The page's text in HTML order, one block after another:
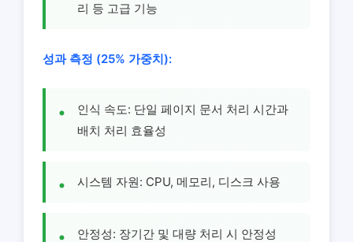
리 등 고급 기능
성과 측정 (25% 가중치):
인식 속도: 단일 페이지 문서 처리 시간과
배치 처리 효율성
시스템 자원: CPU, 메모리, 디스크 사용
안정성: 장기간 및 대량 처리 시 안정성